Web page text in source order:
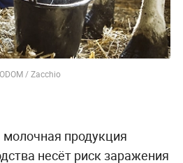
/ Zacchio
продукция
несёт риск заражения